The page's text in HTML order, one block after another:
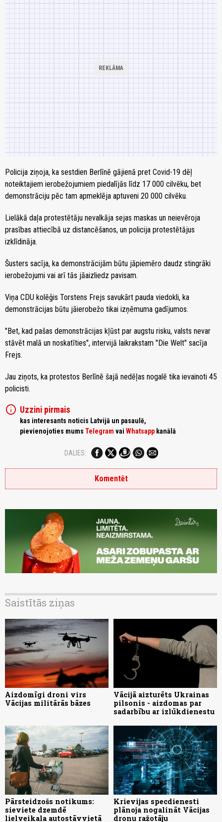
Policija ziņoja, ka sestdien Berlīnē gājienā pret Covid-19 dēļ
noteiktajiem ierobežojumiem piedalījās līdz 17 000 cilvēku, bet
demonstrāciju pēc tam apmeklēja aptuveni 20 000 cilvēku.
Lielākā daļa protestētāju nevalkāja sejas maskas un neievēroja
prasības attiecībā uz distancēšanos, un policija protestētājus
izklīdināja.
Šusters sacīja, ka demonstrācijām būtu jāpiemēro daudz stingrāki
ierobežojumi vai arī tās jāaizliedz pavisam.
Viņa CDU kolēģis Torstens Frejs savukārt pauda viedokli, ka
demonstrācijas būtu jāierobežo tikai izņēmuma gadījumos.
"Bet, kad pašas demonstrācijas kļūst par augstu risku, valsts nevar
stāvēt malā un noskatīties", intervijā laikrakstam "Die Welt" sacīja
Frejs.
Jau ziņots, ka protestos Berlīnē šajā nedēļas nogalē tika ievainoti 45
policisti.
info Uzzini pirmais
kas interesants noticis Latvijā un pasaulē,
pievienojoties mums Telegram vai Whatsapp kanālā
DALIES:
Komentēt
Saistītās ziņas
Aizdomīgi droni virs
Vācijas militārās bāzes
Vācijā aizturēts Ukrainas
pilsonis - aizdomas par
sadarbību ar izlūkdienestu
Pārsteidzošs notikums:
sieviete dzemdē
lielveikala autostāvvietā
Krievijas specdienesti
plānoja nogalināt Vācijas
dronu ražotāju